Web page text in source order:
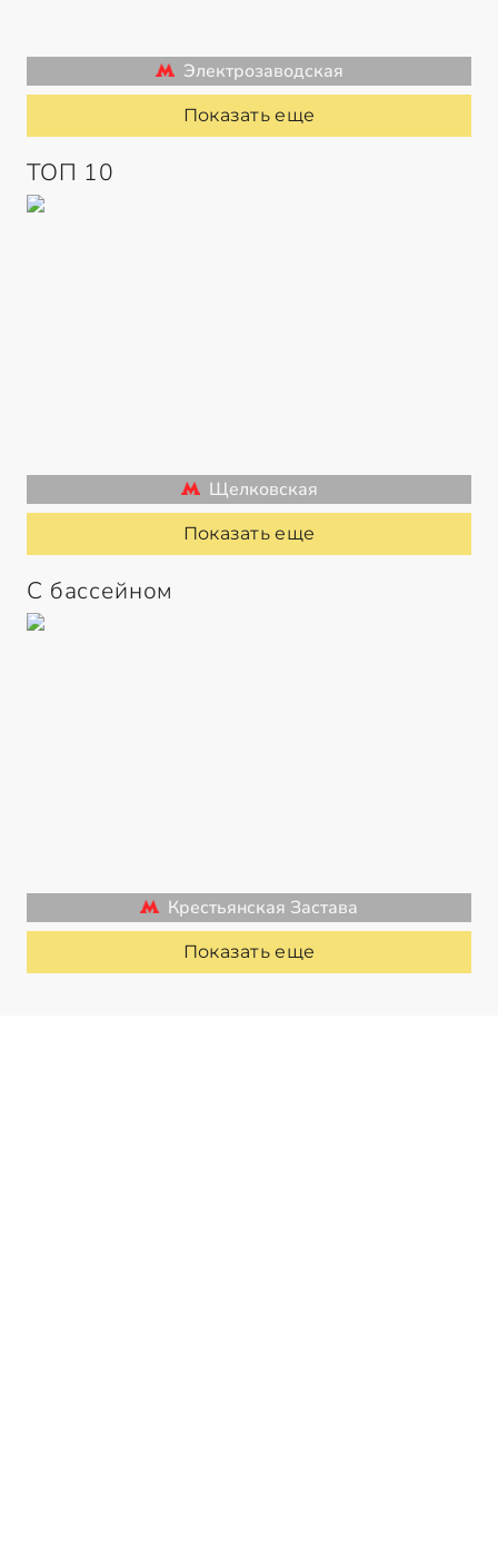
Электрозаводская
Показать еще
ТОП 10
Щелковская
Показать еще
С бассейном
Крестьянская Застава
Показать еще